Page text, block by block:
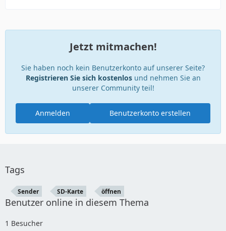
Jetzt mitmachen!
Sie haben noch kein Benutzerkonto auf unserer Seite?
Registrieren Sie sich kostenlosund nehmen Sie an
unserer Community teil!
Benutzerkonto erstellen
Anmelden
Tags
Sender SD-Karte öffnen
Benutzer online in diesem Thema
1 Besucher